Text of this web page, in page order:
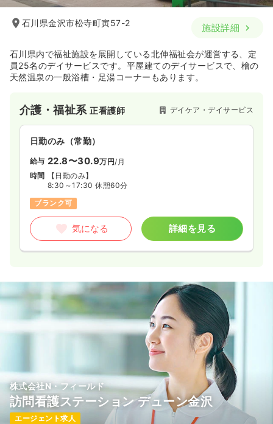
石川県金沢市松寺町寅57-2 施設詳細
石川県内で福祉施設を展開している北伸福祉会が運営する、定
員25名のデイサービスです。平屋建てのデイサービスで、檜の
天然温泉の一般浴槽・足湯コーナーもあります。
介護・福祉系正看護師 デイケア・デイサービス
日勤のみ（常勤）
給与 22.8〜30.9万円/月
時間
【日勤のみ】
8:30～17:30 休憩60分
ブランク可
気になる 詳細を見る
株式会社N・フィールド
訪問看護ステーション デューン金沢
エージェント求人